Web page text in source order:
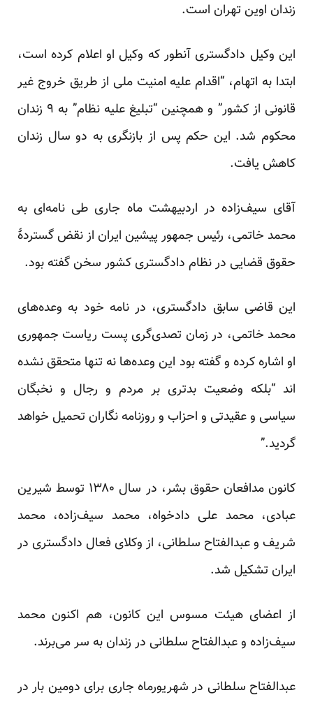
زندان اوین تهران است.
این وکیل دادگستری آنطور که وکیل او اعلام کرده است،
ابتدا به اتهام، “اقدام علیه امنیت ملی از طریق خروج غیر
قانونی از کشور” و همچنین “تبلیغ علیه نظام” به ۹ زندان
محکوم شد. این حکم پس از بازنگری به دو سال زندان
کاهش یافت.
آقای سیف‌زاده در اردبیهشت ماه جاری طی نامه‌ای به
محمد خاتمی، رئیس جمهور پیشین ایران از نقض گستردهٔ
حقوق قضایی در نظام دادگستری کشور سخن گفته بود.
این قاضی سابق دادگستری، در نامه خود به وعده‌های
محمد خاتمی، در زمان تصدی‌گری پست ریاست جمهوری
او اشاره کرده و گفته بود این وعده‌ها نه تنها متحقق نشده
اند “بلکه وضعیت بدتری بر مردم و رجال و نخبگان
سیاسی و عقیدتی و احزاب و روزنامه نگاران تحمیل خواهد
گردید.”
کانون مدافعان حقوق بشر، در سال ۱۳۸۰ توسط شیرین
عبادی، محمد علی دادخواه، محمد سیف‌زاده، محمد
شریف و عبدالفتاح سلطانی، از وکلای فعال دادگستری در
ایران تشکیل شد.
از اعضای هیئت مسوس این کانون، هم اکنون محمد
سیف‌زاده و عبدالفتاح سلطانی در زندان به سر می‌برند.
عبدالفتاح سلطانی در شهریورماه جاری برای دومین بار در